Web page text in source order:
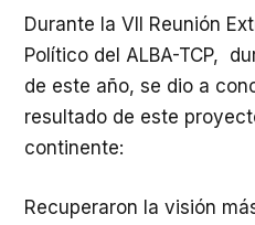
Durante la VII Reunión
Político del ALBA-TCP,
de este año, se dio a
resultado de este
continente:
Recuperaron la visión